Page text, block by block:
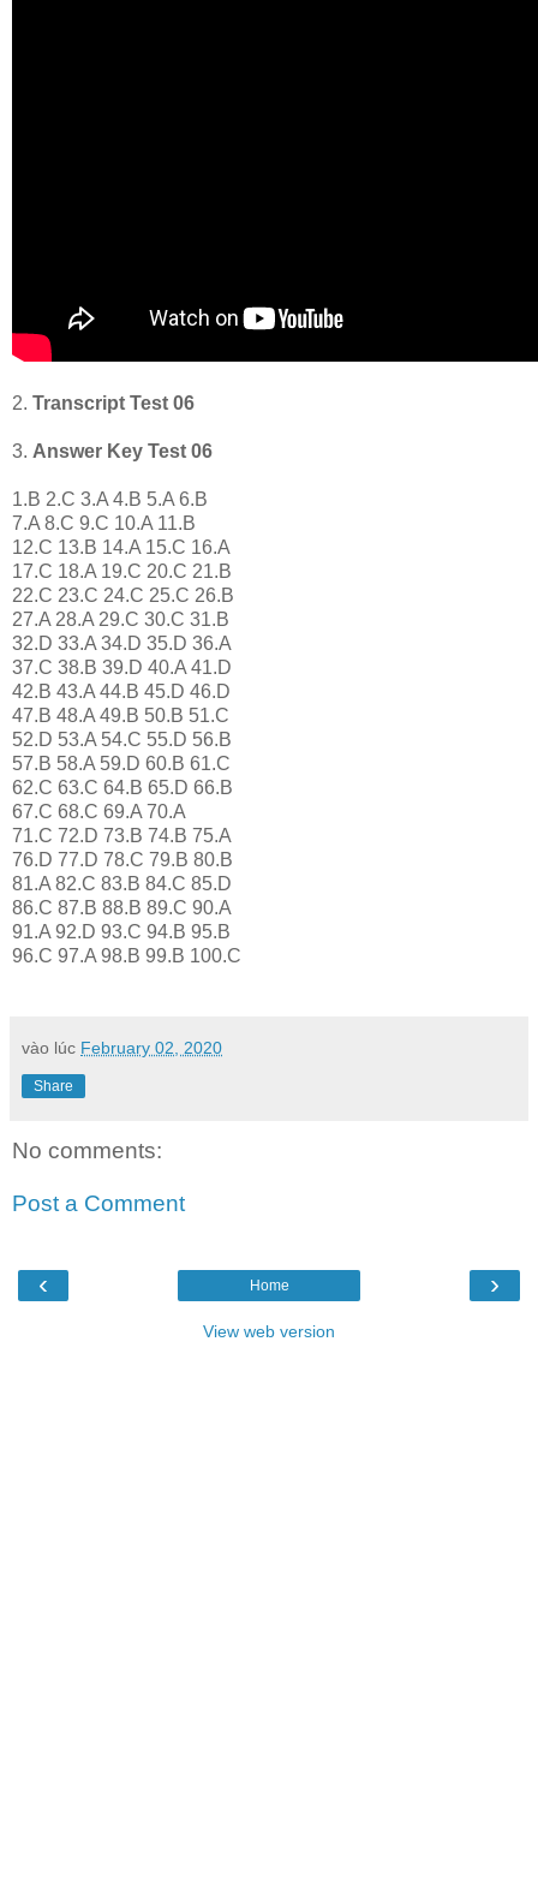
2. Transcript Test 06
3. Answer Key Test 06
1.B 2.C 3.A 4.B 5.A 6.B
7.A 8.C 9.C 10.A 11.B
12.C 13.B 14.A 15.C 16.A
17.C 18.A 19.C 20.C 21.B
22.C 23.C 24.C 25.C 26.B
27.A 28.A 29.C 30.C 31.B
32.D 33.A 34.D 35.D 36.A
37.C 38.B 39.D 40.A 41.D
42.B 43.A 44.B 45.D 46.D
47.B 48.A 49.B 50.B 51.C
52.D 53.A 54.C 55.D 56.B
57.B 58.A 59.D 60.B 61.C
62.C 63.C 64.B 65.D 66.B
67.C 68.C 69.A 70.A
71.C 72.D 73.B 74.B 75.A
76.D 77.D 78.C 79.B 80.B
81.A 82.C 83.B 84.C 85.D
86.C 87.B 88.B 89.C 90.A
91.A 92.D 93.C 94.B 95.B
96.C 97.A 98.B 99.B 100.C
vào lúc February 02, 2020
Share
No comments:
Post a Comment
‹ ›
Home
View web version